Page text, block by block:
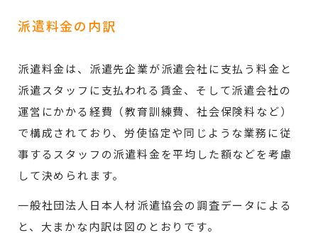
派遣料金の内訳
派遣料金は、派遣先企業が派遣会社に支払う料金と
派遣スタッフに支払われる賃金、そして派遣会社の
運営にかかる経費（教育訓練費、社会保険料など）
で構成されており、労使協定や同じような業務に従
事するスタッフの派遣料金を平均した額などを考慮
して決められます。
一般社団法人日本人材派遣協会の調査データによる
と、大まかな内訳は図のとおりです。